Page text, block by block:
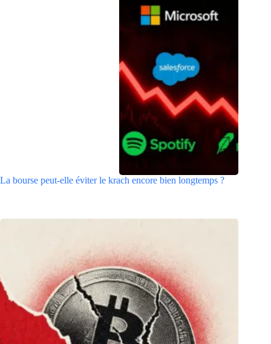
La bourse peut-elle éviter le krach encore bien longtemps ?